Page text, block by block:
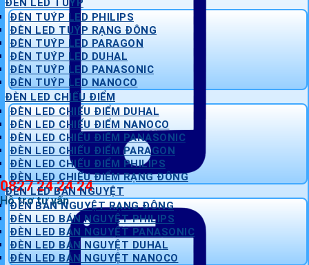
0827 24 24 24
Hỗ trợ tư vấn
ĐÈN LED TUÝP
ĐÈN TUÝP LED PHILIPS
ĐÈN LED TUÝP RẠNG ĐÔNG
ĐÈN TUÝP LED PARAGON
ĐÈN TUÝP LED DUHAL
ĐÈN TUÝP LED PANASONIC
ĐÈN TUÝP LED NANOCO
ĐÈN LED CHIẾU ĐIỂM
ĐÈN LED CHIẾU ĐIỂM DUHAL
ĐÈN LED CHIẾU ĐIỂM NANOCO
ĐÈN LED CHIẾU ĐIỂM PANASONIC
ĐÈN LED CHIẾU ĐIỂM PARAGON
ĐÈN LED CHIẾU ĐIỂM PHILIPS
ĐÈN LED CHIẾU ĐIỂM RẠNG ĐÔNG
ĐÈN LED BÁN NGUYỆT
ĐÈN BÁN NGUYỆT RẠNG ĐÔNG
ĐÈN LED BÁN NGUYỆT PHILIPS
ĐÈN LED BÁN NGUYỆT PANASONIC
ĐÈN LED BÁN NGUYỆT DUHAL
ĐÈN LED BÁN NGUYỆT NANOCO